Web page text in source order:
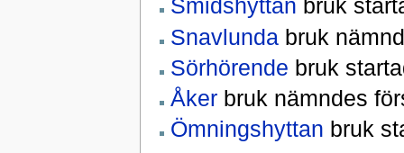
Smidshyttan bruk
Snavlundabruk
Sörhörende bruk
Åkerbruk nämndes
Ömningshyttan bruk